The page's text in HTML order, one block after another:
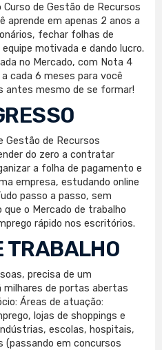
de Gestão de Recursos
aprende em apenas 2 anos a
fechar folhas de
motivada e dando lucro.
no Mercado, com Nota 4
cada 6 meses para você
antes mesmo de se formar!
Gestão de Recursos
do zero a contratar
a folha de pagamento e
empresa, estudando online
passo a passo, sem
o Mercado de trabalho
rápido nos escritórios.
TRABALHO
precisa de um
milhares de portas abertas
Áreas de atuação:
lojas de shoppings e
escolas, hospitais,
(passando em concursos